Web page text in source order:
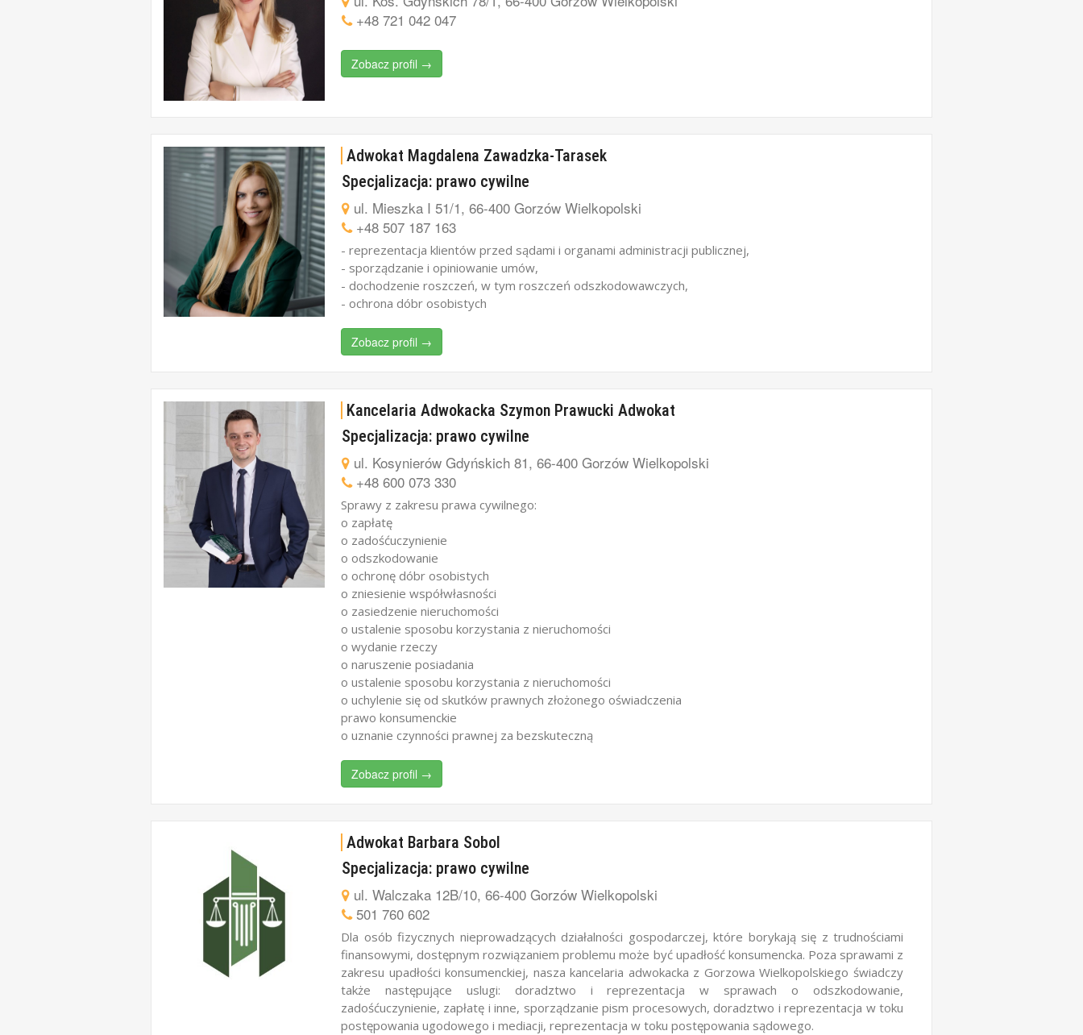
+48 721 042 047
Zobacz profil →
Adwokat Magdalena Zawadzka-Tarasek
Specjalizacja: prawo cywilne
ul. Mieszka I 51/1, 66-400 Gorzów Wielkopolski
+48 507 187 163
- reprezentacja klientów przed sądami i organami administracji publicznej,
- sporządzanie i opiniowanie umów,
- dochodzenie roszczeń, w tym roszczeń odszkodowawczych,
- ochrona dóbr osobistych
Zobacz profil →
Kancelaria Adwokacka Szymon Prawucki Adwokat
Specjalizacja: prawo cywilne
ul. Kosynierów Gdyńskich 81, 66-400 Gorzów Wielkopolski
+48 600 073 330
Sprawy z zakresu prawa cywilnego:
o zapłatę
o zadośćuczynienie
o odszkodowanie
o ochronę dóbr osobistych
o zniesienie współwłasności
o zasiedzenie nieruchomości
o ustalenie sposobu korzystania z nieruchomości
o wydanie rzeczy
o naruszenie posiadania
o ustalenie sposobu korzystania z nieruchomości
o uchylenie się od skutków prawnych złożonego oświadczenia
prawo konsumenckie
o uznanie czynności prawnej za bezskuteczną
Zobacz profil →
Adwokat Barbara Sobol
Specjalizacja: prawo cywilne
ul. Walczaka 12B/10, 66-400 Gorzów Wielkopolski
501 760 602
Dla osób fizycznych nieprowadzących działalności gospodarczej, które borykają się z trudnościami
finansowymi, dostępnym rozwiązaniem problemu może być upadłość konsumencka. Poza sprawami z
zakresu upadłości konsumenckiej, nasza kancelaria adwokacka z Gorzowa Wielkopolskiego świadczy
także następujące uslugi: doradztwo i reprezentacja w sprawach o odszkodowanie,
zadośćuczynienie, zapłatę i inne, sporządzanie pism procesowych, doradztwo i reprezentacja w toku
postępowania ugodowego i mediacji, reprezentacja w toku postępowania sądowego.